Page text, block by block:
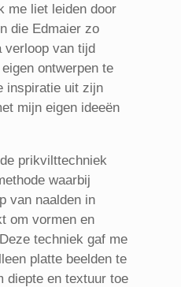
me liet leiden door
die Edmaier zo
verloop van tijd
ontwerpen te
inspiratie uit zijn
mijn eigen ideeën
prikvilttechniek
waarbij
van naalden in
om vormen en
techniek gaf me
platte beelden te
diepte en textuur toe